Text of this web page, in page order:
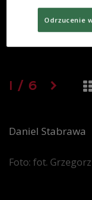
1 / 6
Daniel Stabrawa
Foto: fot.
Odrzucenie